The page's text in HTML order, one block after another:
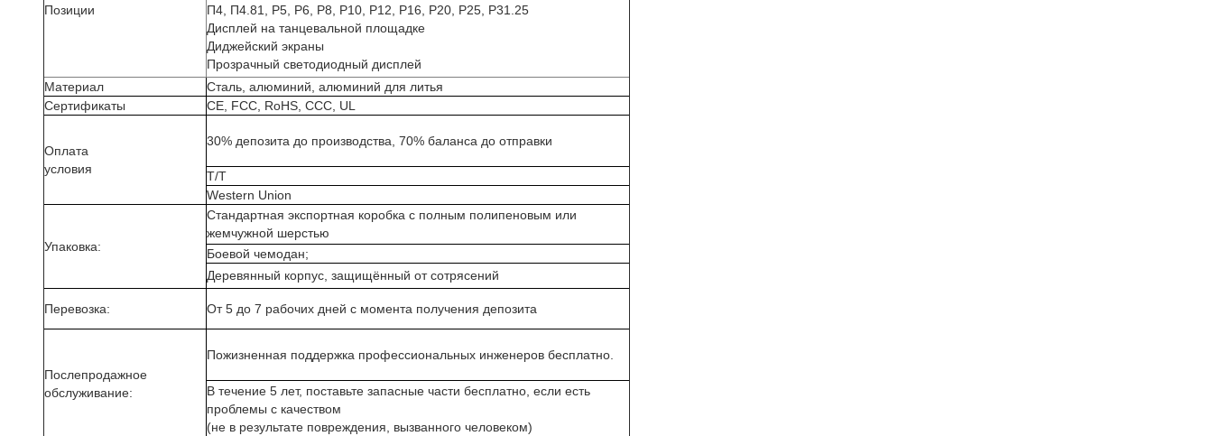
Позиции
П4, П4.81, P5, P6, P8, P10, P12, P16, P20, P25, P31.25
Дисплей на танцевальной площадке
Диджейский экраны
Прозрачный светодиодный дисплей
Материал
Сталь, алюминий, алюминий для литья
Сертификаты
CE, FCC, RoHS, CCC, UL
Оплата
условия
30% депозита до производства, 70% баланса до отправки
T/T
Western Union
Упаковка:
Стандартная экспортная коробка с полным полипеновым или
жемчужной шерстью
Боевой чемодан;
Деревянный корпус, защищённый от сотрясений
Перевозка: От 5 до 7 рабочих дней с момента получения депозита
Послепродажное
обслуживание:
Пожизненная поддержка профессиональных инженеров бесплатно.
В течение 5 лет, поставьте запасные части бесплатно, если есть
проблемы с качеством
(не в результате повреждения, вызванного человеком)